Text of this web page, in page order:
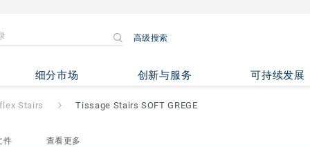
高级搜索
细分市场 创新与服务 可持续发展
Stairs SOFT GREGE
Stairs Tissage Stairs SOFT GREGE
件 查看更多